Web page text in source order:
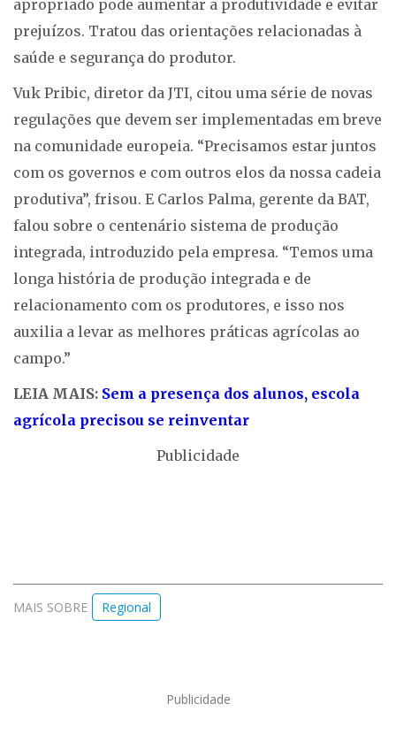
apropriado pode aumentar a produtividade e evitar
prejuízos. Tratou das orientações relacionadas à
saúde e segurança do produtor.
Vuk Pribic, diretor da JTI, citou uma série de novas
regulações que devem ser implementadas em breve
na comunidade europeia. “Precisamos estar juntos
com os governos e com outros elos da nossa cadeia
produtiva”, frisou. E Carlos Palma, gerente da BAT,
falou sobre o centenário sistema de produção
integrada, introduzido pela empresa. “Temos uma
longa história de produção integrada e de
relacionamento com os produtores, e isso nos
auxilia a levar as melhores práticas agrícolas ao
campo.”
LEIA MAIS: Sem a presença dos alunos, escola
agrícola precisou se reinventar
Publicidade
MAIS SOBRE Regional
Publicidade